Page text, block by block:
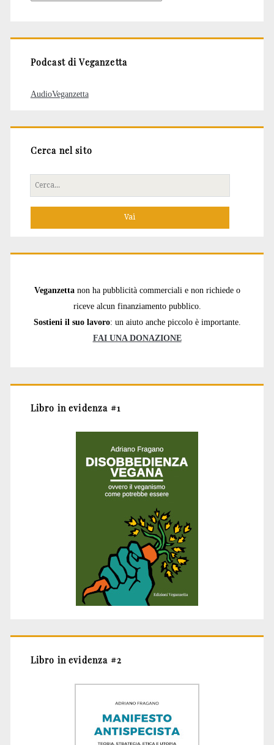
Podcast di Veganzetta
AudioVeganzetta
Cerca nel sito
Cerca
per:
Veganzetta non ha pubblicità commerciali e non richiede o
riceve alcun finanziamento pubblico.
Sostieni il suo lavoro: un aiuto anche piccolo è importante.
FAI UNA DONAZIONE
Libro in evidenza #1
Libro in evidenza #2